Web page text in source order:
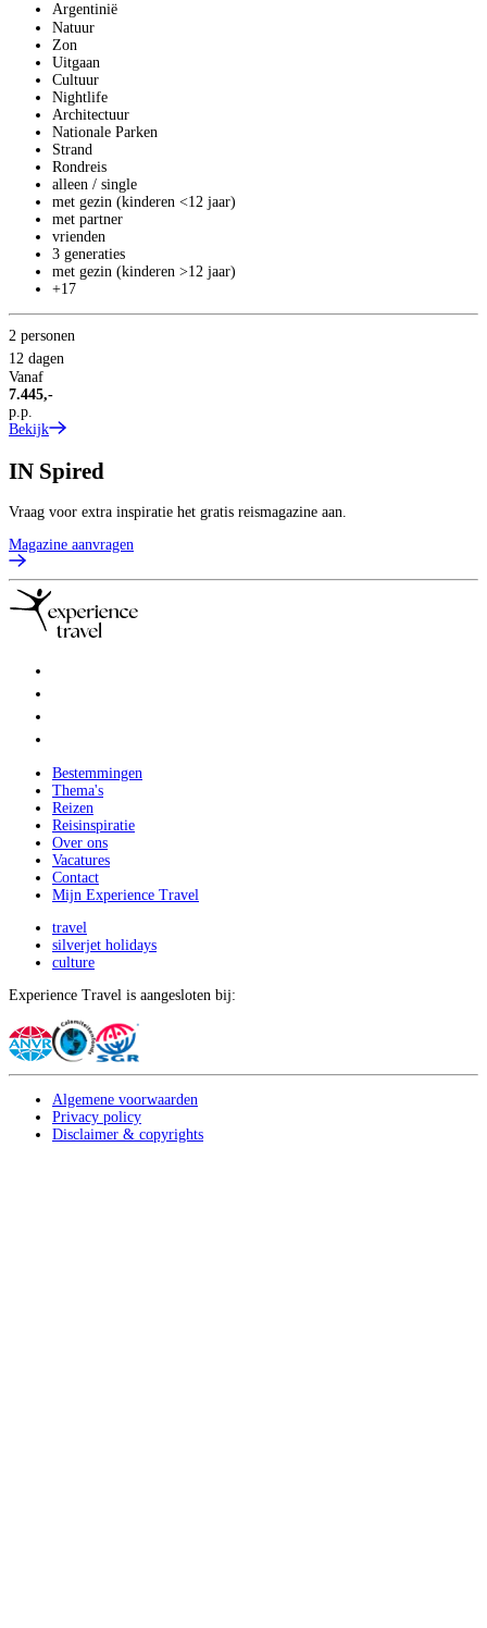
Argentinië
Natuur
Zon
Uitgaan
Cultuur
Nightlife
Architectuur
Nationale Parken
Strand
Rondreis
alleen / single
met gezin (kinderen <12 jaar)
met partner
vrienden
3 generaties
met gezin (kinderen >12 jaar)
+17
2 personen
12 dagen
Vanaf
7.445,-
p.p.
Bekijk
IN Spired
Vraag voor extra inspiratie het gratis reismagazine aan.
Magazine aanvragen
Bestemmingen
Thema's
Reizen
Reisinspiratie
Over ons
Vacatures
Contact
Mijn Experience Travel
travel
silverjet holidays
culture
Experience Travel is aangesloten bij:
Algemene voorwaarden
Privacy policy
Disclaimer & copyrights